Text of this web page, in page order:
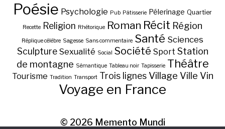
Poésie Psychologie Pub Pâtisserie Pélerinage Quartier
Recette Religion Rhétorique Roman Récit Région
Réplique célèbre Sagesse Sans commentaire Santé Sciences
Sculpture Sexualité Social Société Sport Station
de montagne Sémantique Tableau noir Tapisserie Théâtre
Tourisme Tradition Transport Trois lignes Village Ville Vin
Voyage en France
© 2026 Memento Mundi